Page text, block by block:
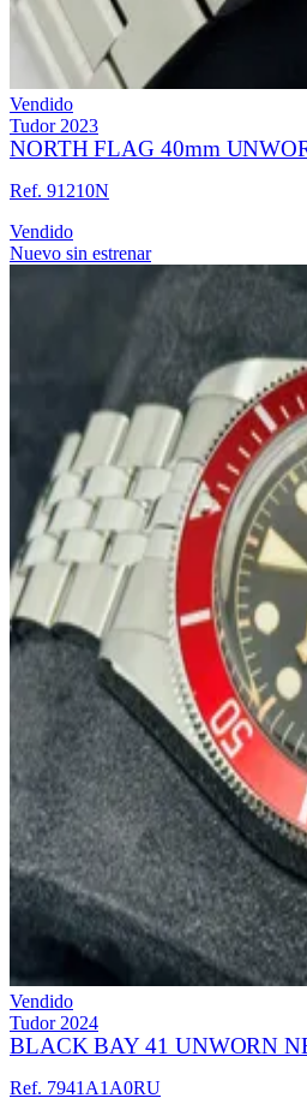
Vendido
Tudor 2023
NORTH FLAG 40mm
Ref. 91210N
Vendido
Nuevo sin estrenar
Vendido
Tudor 2024
BLACK BAY 41 UNWORN
Ref. 7941A1A0RU